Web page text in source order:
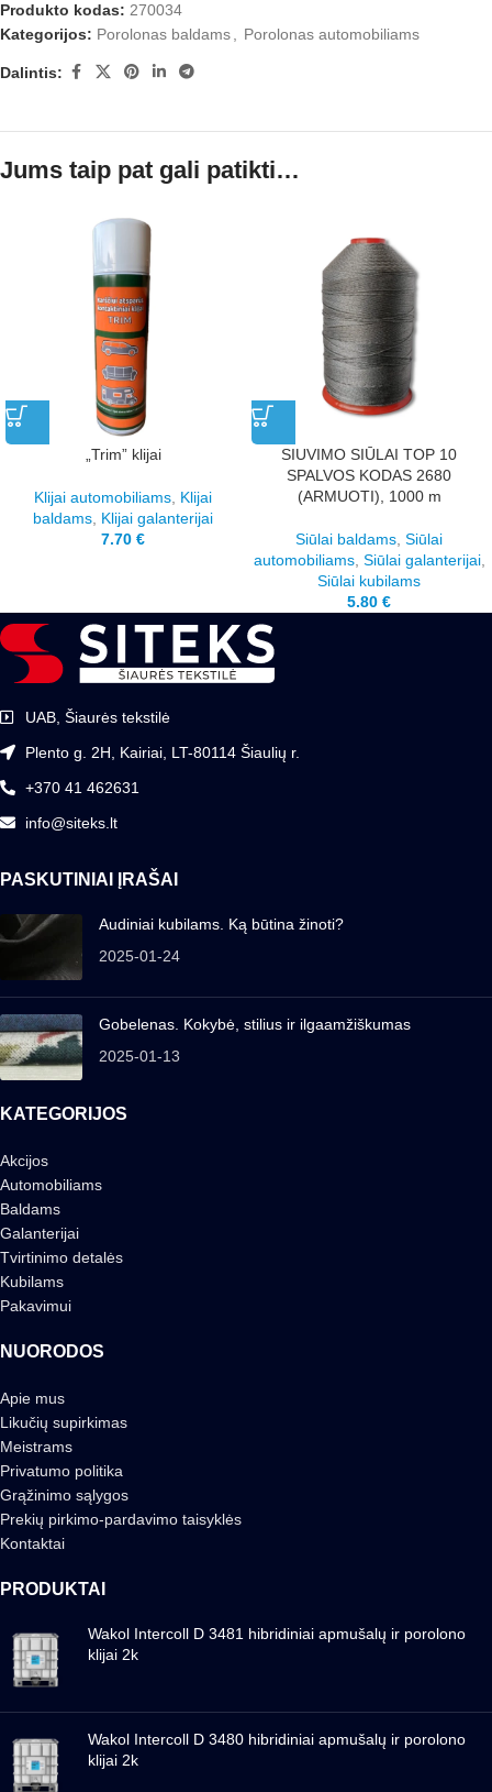
Produkto kodas: 270034
Kategorijos: Porolonas baldams, Porolonas automobiliams
Dalintis:
Jums taip pat gali patikti…
„Trim” klijai
Klijai automobiliams, Klijai
baldams, Klijai galanterijai
7.70 €
SIUVIMO SIŪLAI TOP 10
SPALVOS KODAS 2680
(ARMUOTI), 1000 m
Siūlai baldams, Siūlai
automobiliams, Siūlai galanterijai,
Siūlai kubilams
5.80 €
UAB, Šiaurės tekstilė
Plento g. 2H, Kairiai, LT-80114 Šiaulių r.
+370 41 462631
info@siteks.lt
PASKUTINIAI ĮRAŠAI
Audiniai kubilams. Ką būtina žinoti?
2025-01-24
Gobelenas. Kokybė, stilius ir ilgaamžiškumas
2025-01-13
KATEGORIJOS
Akcijos
Automobiliams
Baldams
Galanterijai
Tvirtinimo detalės
Kubilams
Pakavimui
NUORODOS
Apie mus
Likučių supirkimas
Meistrams
Privatumo politika
Grąžinimo sąlygos
Prekių pirkimo-pardavimo taisyklės
Kontaktai
PRODUKTAI
Wakol Intercoll D 3481 hibridiniai apmušalų ir porolono
klijai 2k
Wakol Intercoll D 3480 hibridiniai apmušalų ir porolono
klijai 2k